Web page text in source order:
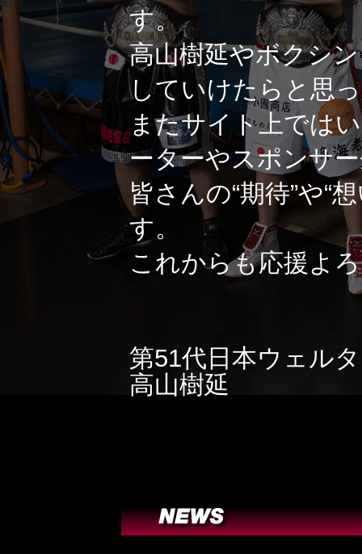
す。
高山樹延やボクシ
していけたらと思
またサイト上では
ーターやスポンサ
皆さんの“期待”や“
す。
これからも応援よ
第51代日本ウェル
高山樹延